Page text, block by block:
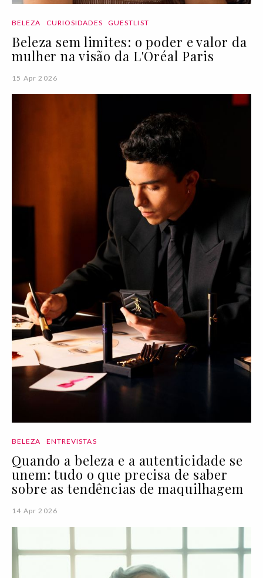
BELEZA CURIOSIDADES GUESTLIST
Beleza sem limites: o poder e valor da
mulher na visão da L'Oréal Paris
15 Apr 2026
BELEZA ENTREVISTAS
Quando a beleza e a autenticidade se
unem: tudo o que precisa de saber
sobre as tendências de maquilhagem
14 Apr 2026